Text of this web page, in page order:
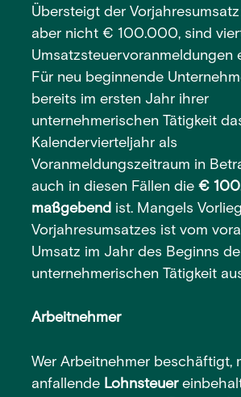
Übersteigt der
aber nicht € 100.000, sind
Umsatzsteuervoranmeldungen
Für neu beginnende
bereits im ersten Jahr ihrer
unternehmerischen Tätigkeit
Kalendervierteljahr als
Voranmeldungszeitraum in
auch in diesen Fällen die€
maßgebend ist. Mangels
Vorjahresumsatzes ist vom
Umsatz im Jahr des Beginns
unternehmerischen Tätigkeit
Arbeitnehmer
Wer Arbeitnehmer beschäftigt,
anfallende Lohnsteuer